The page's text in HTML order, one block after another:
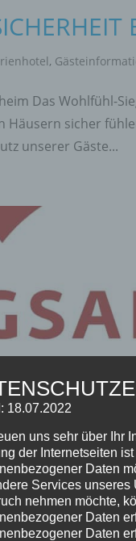
,
Das Wohlfühl-
Häusern sicher
unserer Gäste...
18.07.2022
uns sehr über Ihr
der Internetseiten
Daten
Services unseres
nehmen möchte,
Daten
Daten